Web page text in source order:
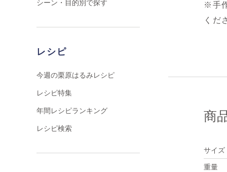
シーン・目的別で探す
レシピ
今週の栗原はるみレシピ
レシピ特集
年間レシピランキング
レシピ検索
※手
くだ
商
サイズ
重量